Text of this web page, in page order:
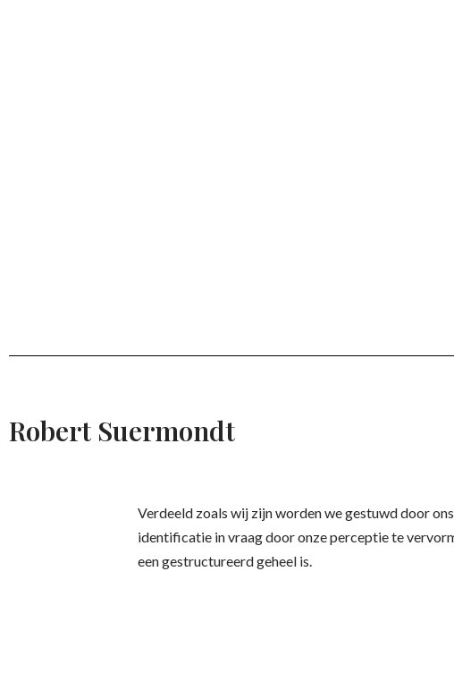
Robert Suermondt
Verdeeld zoals wij zijn worden we gestuwd door
identificatie in vraag door onze perceptie te
een gestructureerd geheel is.